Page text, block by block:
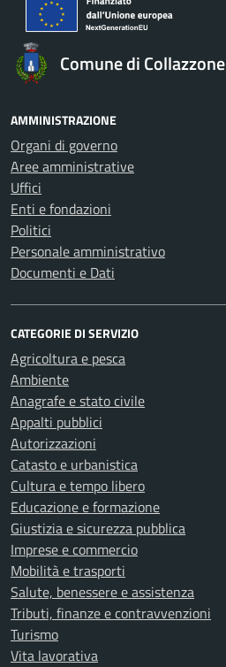
Comune di Collazzone
AMMINISTRAZIONE
Organi di governo
Aree amministrative
Uffici
Enti e fondazioni
Politici
Personale amministrativo
Documenti e Dati
CATEGORIE DI SERVIZIO
Agricoltura e pesca
Ambiente
Anagrafe e stato civile
Appalti pubblici
Autorizzazioni
Catasto e urbanistica
Cultura e tempo libero
Educazione e formazione
Giustizia e sicurezza pubblica
Imprese e commercio
Mobilità e trasporti
Salute, benessere e assistenza
Tributi, finanze e contravvenzioni
Turismo
Vita lavorativa